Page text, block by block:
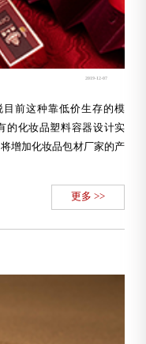
2019-12-07
前这种靠低价生存的模
的化妆品塑料容器设计实
增加化妆品包材厂家的产
更多 >>